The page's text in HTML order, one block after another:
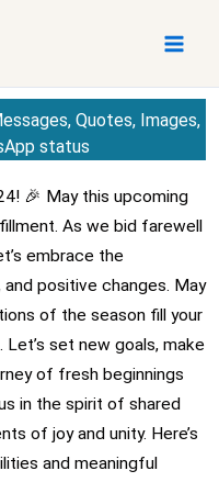
Quotes, Images,
status
🎉 May this upcoming
As we bid farewell
embrace the
positive changes. May
of the season fill your
set new goals, make
of fresh beginnings
in the spirit of shared
of joy and unity. Here’s
and meaningful